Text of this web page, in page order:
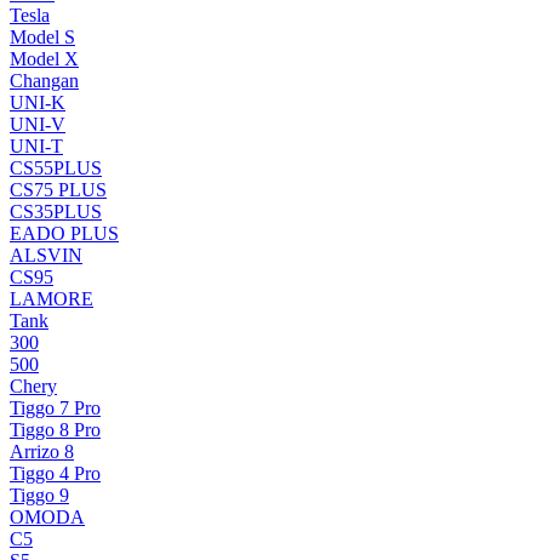
Tesla
Model S
Model X
Changan
UNI-K
UNI-V
UNI-T
CS55PLUS
CS75 PLUS
CS35PLUS
EADO PLUS
ALSVIN
CS95
LAMORE
Tank
300
500
Chery
Tiggo 7 Pro
Tiggo 8 Pro
Arrizo 8
Tiggo 4 Pro
Tiggo 9
OMODA
C5